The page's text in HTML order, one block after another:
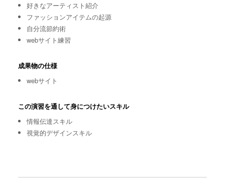
好きなアーティスト紹介
ファッションアイテムの起源
自分流節約術
webサイト練習
成果物の仕様
webサイト
この演習を通して身につけたいスキル
情報伝達スキル
視覚的デザインスキル